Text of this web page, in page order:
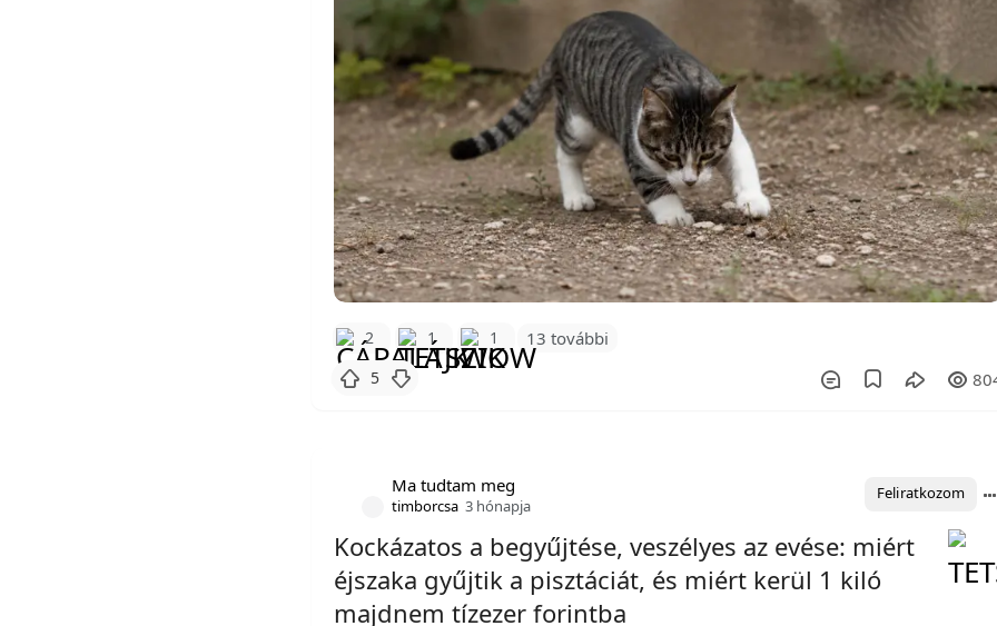
2 1 1 13 további
5
Ma tudtam meg
timborcsa 3 hónapja
Feliratkozom
Kockázatos a begyűjtése, veszélyes az evése: miért
éjszaka gyűjtik a pisztáciát, és miért kerül 1 kiló
majdnem tízezer forintba